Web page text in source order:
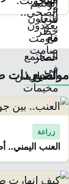
مواضيع ذات
زراعة
العنب اليمني..